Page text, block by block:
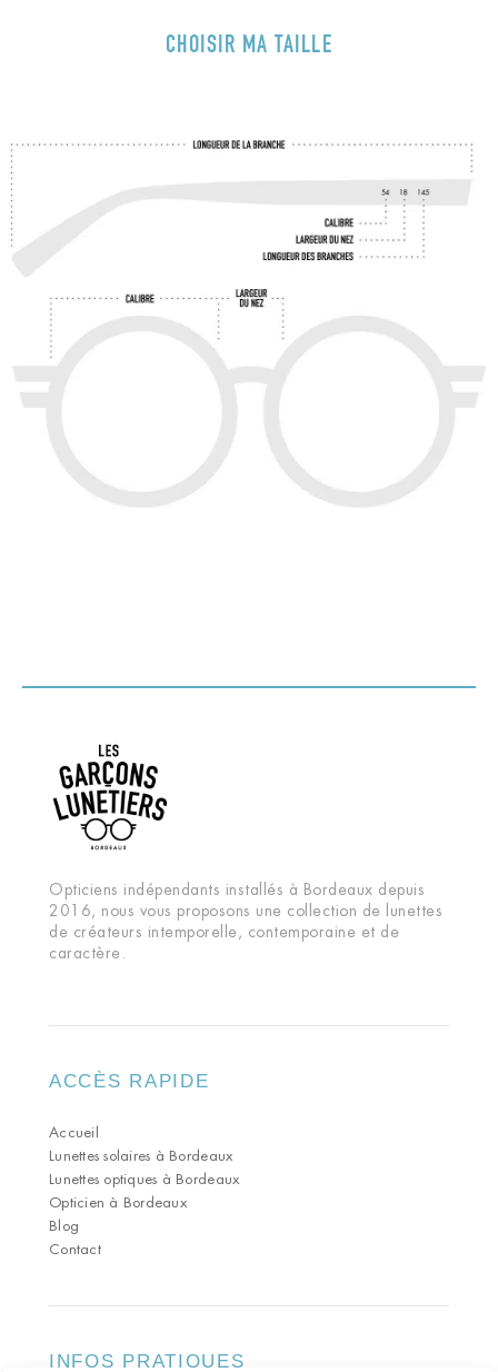
CHOISIR MA TAILLE
Opticiens indépendants installés à Bordeaux depuis
2016, nous vous proposons une collection de lunettes
de créateurs intemporelle, contemporaine et de
caractère.
ACCÈS RAPIDE
Accueil
Lunettes solaires à Bordeaux
Lunettes optiques à Bordeaux
Opticien à Bordeaux
Blog
Contact
INFOS PRATIQUES